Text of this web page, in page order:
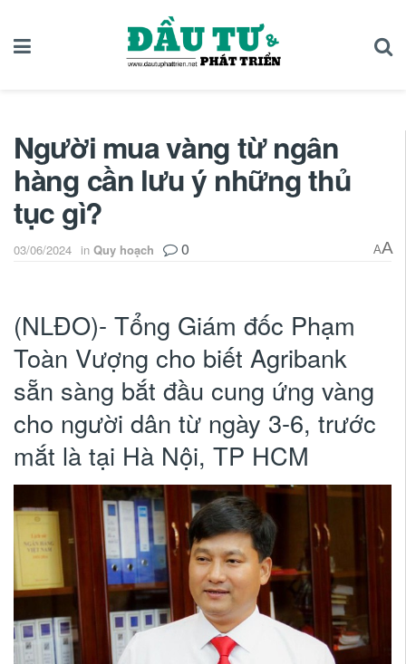
Người mua vàng từ ngân
hàng cần lưu ý những thủ
tục gì?
03/06/2024 in Quy hoạch 0 AA
(NLĐO)- Tổng Giám đốc Phạm
Toàn Vượng cho biết Agribank
sẵn sàng bắt đầu cung ứng vàng
cho người dân từ ngày 3-6, trước
mắt là tại Hà Nội, TP HCM